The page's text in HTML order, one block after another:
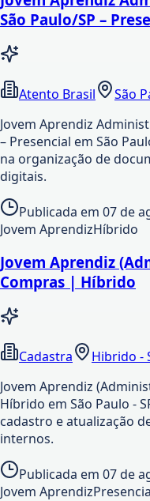
São Paulo/SP –
Atento Brasil
São
Jovem Aprendiz
– Presencial em São
na organização de
digitais.
Publicada em 07 de
Jovem AprendizHíbrido
Jovem Aprendiz
Compras | Híbrido
Cadastra
Hibrido -
Jovem Aprendiz
Híbrido em São Paulo -
cadastro e atualização
internos.
Publicada em 07 de
Jovem Aprendiz